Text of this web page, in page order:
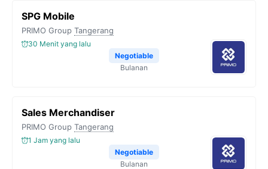
SPG Mobile
PRIMO Group Tangerang
30 Menit yang lalu
Negotiable
Bulanan
Sales Merchandiser
PRIMO Group Tangerang
1 Jam yang lalu
Negotiable
Bulanan